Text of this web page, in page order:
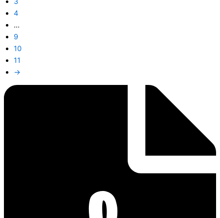
4
…
9
10
11
→